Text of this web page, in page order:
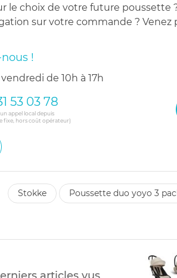
le choix de votre future poussette
sur votre commande ?
!
vendredi de 10h à 17h
53 03 78
appel local depuis
fixe, hors coût opérateur)
stokke poussette duo yoyo 3
articles vus